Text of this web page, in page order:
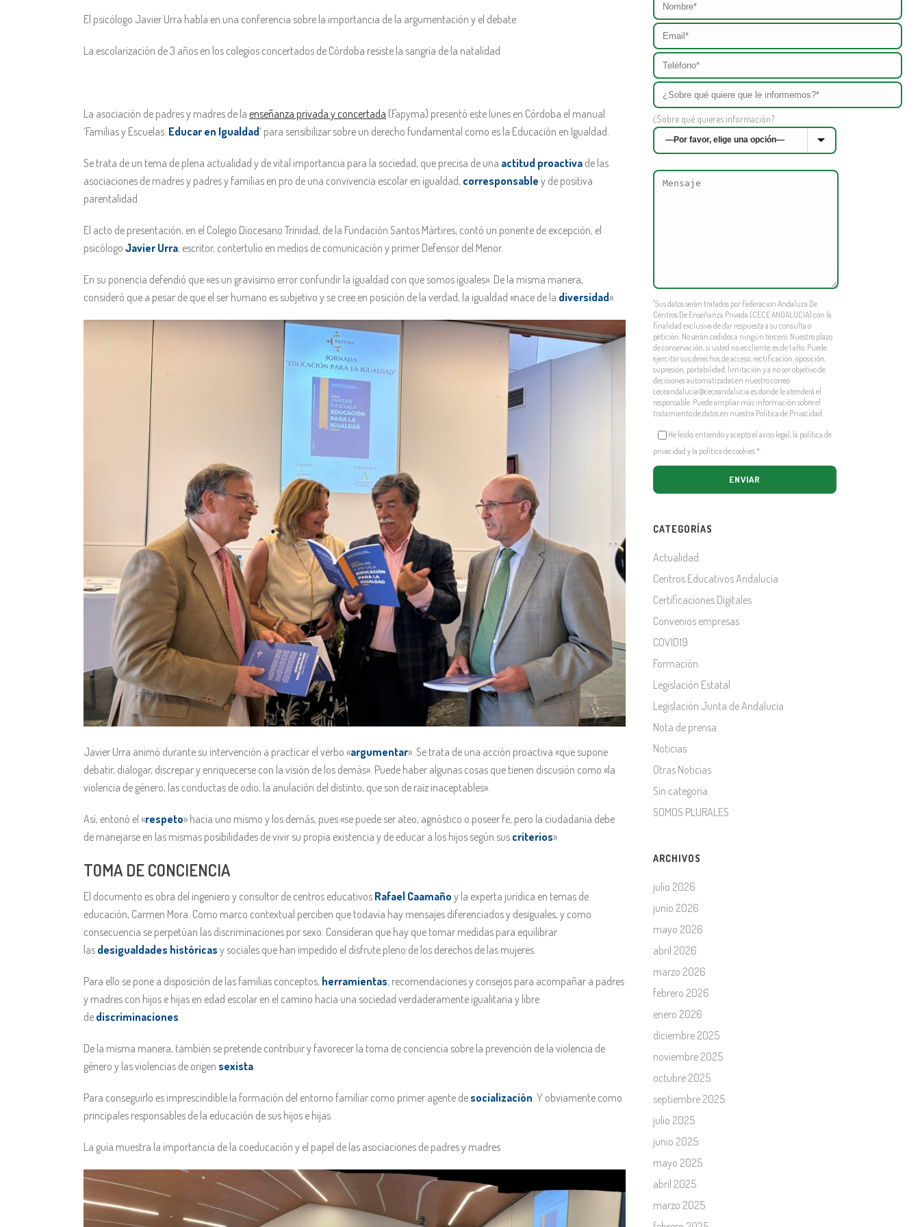
El psicólogo Javier Urra habla en una conferencia sobre la importancia de la argumentación y el debate
La escolarización de 3 años en los colegios concertados de Córdoba resiste la sangría de la natalidad
La asociación de padres y madres de la enseñanza privada y concertada (Fapyma) presentó este lunes en Córdoba el manual
‘Familias y Escuelas. Educar en Igualdad‘ para sensibilizar sobre un derecho fundamental como es la Educación en Igualdad.
Se trata de un tema de plena actualidad y de vital importancia para la sociedad, que precisa de una actitud proactiva de las
asociaciones de madres y padres y familias en pro de una convivencia escolar en igualdad, corresponsable y de positiva
parentalidad.
El acto de presentación, en el Colegio Diocesano Trinidad, de la Fundación Santos Mártires, contó un ponente de excepción, el
psicólogo Javier Urra; escritor, contertulio en medios de comunicación y primer Defensor del Menor.
En su ponencia defendió que «es un gravísimo error confundir la igualdad con que somos iguales». De la misma manera,
consideró que a pesar de que el ser humano es subjetivo y se cree en posición de la verdad, la igualdad «nace de la diversidad».
Javier Urra animó durante su intervención a practicar el verbo «argumentar». Se trata de una acción proactiva «que supone
debatir, dialogar, discrepar y enriquecerse con la visión de los demás». Puede haber algunas cosas que tienen discusión como «la
violencia de género, las conductas de odio, la anulación del distinto, que son de raíz inaceptables».
Así, entonó el «respeto» hacia uno mismo y los demás, pues «se puede ser ateo, agnóstico o poseer fe, pero la ciudadanía debe
de manejarse en las mismas posibilidades de vivir su propia existencia y de educar a los hijos según sus criterios».
TOMA DE CONCIENCIA
El documento es obra del ingeniero y consultor de centros educativos Rafael Caamaño y la experta jurídica en temas de
educación, Carmen Mora. Como marco contextual perciben que todavía hay mensajes diferenciados y desiguales, y como
consecuencia se perpetúan las discriminaciones por sexo. Consideran que hay que tomar medidas para equilibrar
las desigualdades históricas y sociales que han impedido el disfrute pleno de los derechos de las mujeres.
Para ello se pone a disposición de las familias conceptos, herramientas, recomendaciones y consejos para acompañar a padres
y madres con hijos e hijas en edad escolar en el camino hacia una sociedad verdaderamente igualitaria y libre
de discriminaciones.
De la misma manera, también se pretende contribuir y favorecer la toma de conciencia sobre la prevención de la violencia de
género y las violencias de origen sexista.
Para conseguirlo es imprescindible la formación del entorno familiar como primer agente de socialización. Y obviamente como
principales responsables de la educación de sus hijos e hijas.
La guía muestra la importancia de la coeducación y el papel de las asociaciones de padres y madres
¿Sobre qué quieres información?
"Sus datos serán tratados por Federacion Andaluza De
Centros De Enseñanza Privada (CECE ANDALUCIA) con la
finalidad exclusiva de dar respuesta a su consulta o
petición. No serán cedidos a ningún tercero. Nuestro plazo
de conservación, si usted no es cliente, es de 1 año. Puede
ejercitar sus derechos de acceso, rectificación, oposición,
supresión, portabilidad, limitación y a no ser objetivo de
decisiones automatizadas en nuestro correo
ceceandalucia@ceceandalucia.esdonde le atenderá el
responsable. Puede ampliar más información sobre el
tratamiento de datos en nuestra Política de Privacidad
He leído, entiendo y acepto el aviso legal, la política de
privacidad y la política de cookies*.
CATEGORÍAS
Actualidad
Centros Educativos Andalucía
Certificaciones Digitales
Convenios empresas
COVID19
Formación
Legislación Estatal
Legislación Junta de Andalucía
Nota de prensa
Noticias
Otras Noticias
Sin categoría
SOMOS PLURALES
ARCHIVOS
julio 2026
junio 2026
mayo 2026
abril 2026
marzo 2026
febrero 2026
enero 2026
diciembre 2025
noviembre 2025
octubre 2025
septiembre 2025
julio 2025
junio 2025
mayo 2025
abril 2025
marzo 2025